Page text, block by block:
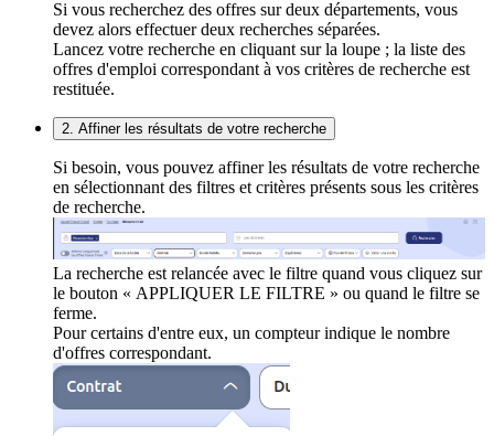
Si vous recherchez des offres sur deux départements, vous
devez alors effectuer deux recherches séparées.
Lancez votre recherche en cliquant sur la loupe ; la liste des
offres d'emploi correspondant à vos critères de recherche est
restituée.
2. Affiner les résultats de votre recherche
Si besoin, vous pouvez affiner les résultats de votre recherche
en sélectionnant des filtres et critères présents sous les critères
de recherche.
La recherche est relancée avec le filtre quand vous cliquez sur
le bouton « APPLIQUER LE FILTRE » ou quand le filtre se
ferme.
Pour certains d'entre eux, un compteur indique le nombre
d'offres correspondant.